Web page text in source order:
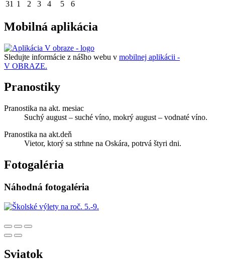
31 1 2 3 4 5 6
Mobilná aplikácia
Sledujte informácie z nášho webu v mobilnej aplikácii -
V OBRAZE.
Pranostiky
Pranostika na akt. mesiac
Suchý august – suché víno, mokrý august – vodnaté víno.
Pranostika na akt.deň
Vietor, ktorý sa strhne na Oskára, potrvá štyri dni.
Fotogaléria
Náhodná fotogaléria
Sviatok